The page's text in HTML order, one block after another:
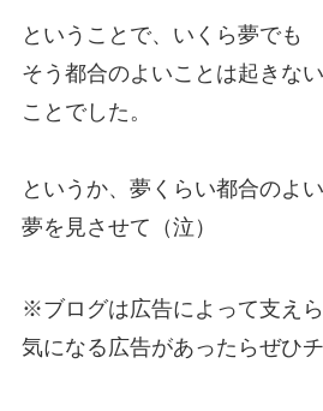
ということで、いくら夢でも
そう都合のよいことは起きな
ことでした。
というか、夢くらい都合のよい
夢を見させて（泣）
※ブログは広告によって支え
気になる広告があったらぜひ